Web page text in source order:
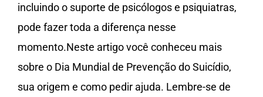
incluindo o suporte de psicólogos e psiquiatras,
pode fazer toda a diferença nesse
momento.Neste artigo você conheceu mais
sobre o Dia Mundial de Prevenção do Suicídio,
sua origem e como pedir ajuda. Lembre-se de